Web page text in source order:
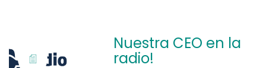
Nuestra CEO en la
radio!